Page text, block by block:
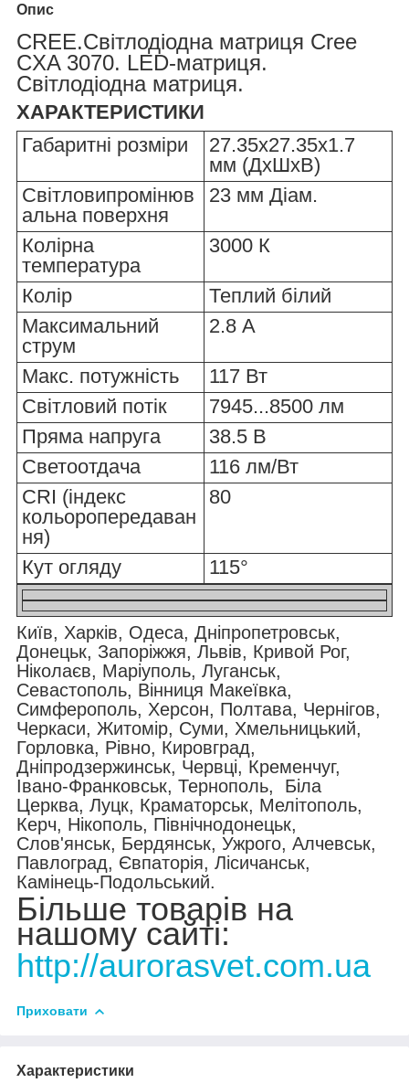
Опис
CREE.Світлодіодна матриця Cree
CXA 3070. LED-матриця.
Світлодіодна матриця.
ХАРАКТЕРИСТИКИ
Габаритні розміри
27.35x27.35x1.7
мм (ДxШxВ)
Світловипромінюв
альна поверхня
23 мм Діам.
Колірна
температура
3000 К
Колір
Теплий білий
Максимальний
струм
2.8 А
Макс. потужність
117 Вт
Світловий потік
7945...8500 лм
Пряма напруга
38.5 В
Светоотдача
116 лм/Вт
CRI (індекс
кольоропередаван
ня)
80
Кут огляду 115°
Київ, Харків, Одеса, Дніпропетровськ,
Донецьк, Запоріжжя, Львів, Кривой Рог,
Ніколаєв, Маріуполь, Луганськ,
Севастополь, Вінниця Макеївка,
Симферополь, Херсон, Полтава, Чернігов,
Черкаси, Житомір, Суми, Хмельницький,
Горловка, Рівно, Кировград,
Дніпродзержинськ, Червці, Кременчуг,
Івано-Франковськ, Тернополь, Біла
Церква, Луцк, Краматорськ, Мелітополь,
Керч, Нікополь, Північнодонецьк,
Слов'янськ, Бердянськ, Ужрого, Алчевськ,
Павлоград, Євпаторія, Лісичанськ,
Камінець-Подольський.
Більше товарів на
нашому сайті:
http://aurorasvet.com.ua
Приховати
Характеристики